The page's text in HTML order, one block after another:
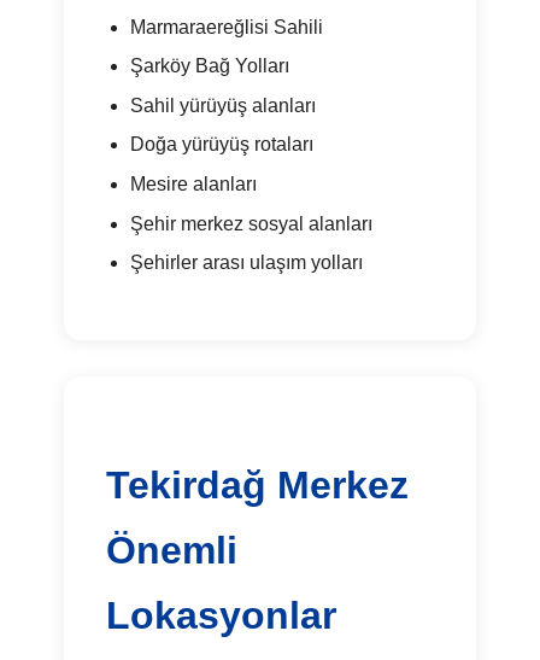
Marmaraereğlisi Sahili
Şarköy Bağ Yolları
Sahil yürüyüş alanları
Doğa yürüyüş rotaları
Mesire alanları
Şehir merkez sosyal alanları
Şehirler arası ulaşım yolları
Tekirdağ Merkez
Önemli
Lokasyonlar